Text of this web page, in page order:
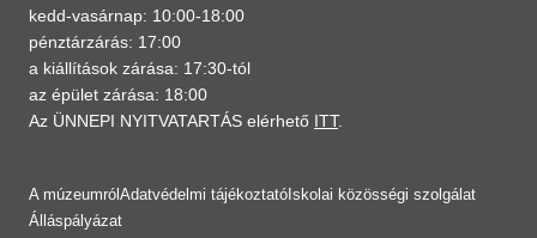
kedd-vasárnap: 10:00-18:00
pénztárzárás: 17:00
a kiállítások zárása: 17:30-tól
az épület zárása: 18:00
Az ÜNNEPI NYITVATARTÁS elérhető ITT.
A múzeumról Adatvédelmi tájékoztató Iskolai közösségi szolgálat
Álláspályázat